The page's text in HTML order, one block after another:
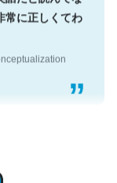
に正しくてわ
続編来た